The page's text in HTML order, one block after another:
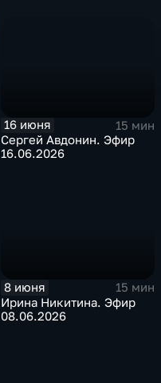
16 июня
15 мин
Сергей Авдонин. Эфир
16.06.2026
8 июня
15 мин
Ирина Никитина. Эфир
08.06.2026